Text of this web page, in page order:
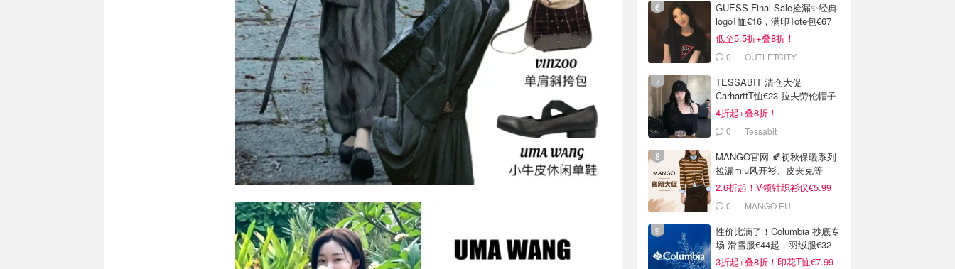
GUESS Final Sale捡漏✨经典
logoT恤€16，满印Tote包€67
低至5.5折+叠8折！
0
OUTLETCITY
TESSABIT 清仓大促
CarharttT恤€23 拉夫劳伦帽子
€38
4折起+叠8折！
0 Tessabit
MANGO官网 🍂初秋保暖系列
捡漏miu风开衫、皮夹克等
2.6折起！V领针织衫仅€5.99
0 MANGO EU
性价比满了！Columbia 抄底专
场 滑雪服€44起，羽绒服€32
3折起+叠8折！印花T恤€7.99